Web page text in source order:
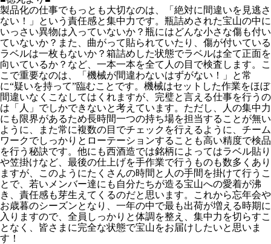
製品化の仕事でもっとも大切なのは、「絶対に間違いを見逃さ
ない！」という責任感と集中力です。瓶詰めされた宝山の中に
いっさい異物は入っていないか？瓶にはどんな小さな傷も付い
ていないか？また、曲がって貼られていたり、傷が付いている
ラベルは一枚もないか？箱詰めした状態でラベルは全て正面を
向いているか？など、一本一本を全て人の目で検査します。こ
こで重要なのは、「機械が間違わないはずがない！」と常
に“疑いを持って”臨むことです。機械はセットした作業をほぼ
間違いなくこなしてはくれますが、完璧と言える仕事を行うの
は「人」でしかできないと考えています。ただし、人の集中力
にも限界があるため長時間一つの持ち場を担当することが無い
ように、また常に複数の目でチェックを行えるように、チーム
ワークでしっかりとローテーションすることも高い精度で検品
を行う秘訣です。他にも西酒造では銘柄によってはラベル貼り
や笠掛けなど、最後の仕上げを手作業で行うものも数多くあり
ますが、このようにたくさんの時間と人の手間を掛けて行うこ
とで、若いメンバー達にも自分たちが造る宝山への愛着が沸
き、責任感も芽生えてくるのだと思います。これから忘年会や
お歳暮のシーズンとなり、一年の中で最も出荷が増える時期に
入りますので、全員しっかりと体調を整え、集中力を切らすこ
となく、皆さまに完全な状態で宝山をお届けしたいと思いま
す！